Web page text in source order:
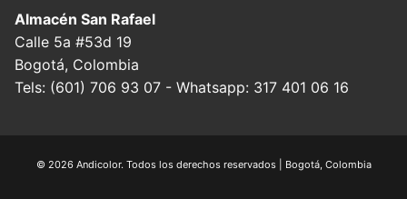
Almacén San Rafael
Calle 5a #53d 19
Bogotá, Colombia
Tels: (601) 706 93 07 - Whatsapp: 317 401 06 16
© 2026 Andicolor. Todos los derechos reservados | Bogotá, Colombia